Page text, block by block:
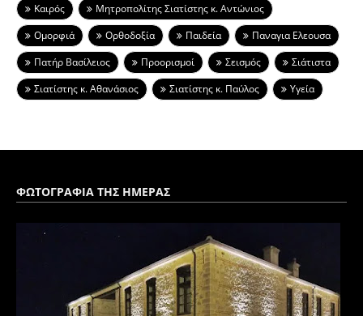
Καιρός
Μητροπολίτης Σιατίστης κ. Αντώνιος
Ομορφιά
Ορθοδοξία Παιδεία
Παναγια Ελεουσα
Πατήρ Βασίλειος
Προορισμοί Σεισμός
Σιάτιστα
Σιατίστης κ. Αθανάσιος
Σιατίστης κ. Παύλος Υγεία
ΦΩΤΟΓΡΑΦΙΑ ΤΗΣ ΗΜΕΡΑΣ